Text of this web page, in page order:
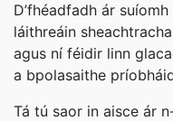
D’fhéadfadh ár
láithreáin
agus ní féidir linn
a bpolasaithe
Tá tú saor in aisce ár